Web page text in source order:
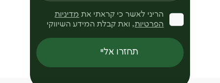
הריני לאשר כי קראתי את מדיניות
הפרטיות, ואת קבלת המידע השיווקי
תחזרו אליי